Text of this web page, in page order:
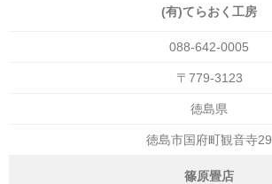
(有)てらおく工房
088-642-0005
〒779-3123
徳島県
徳島市国府町観音寺29
篠原畳店